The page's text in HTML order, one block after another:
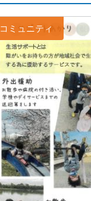
コミュニティ